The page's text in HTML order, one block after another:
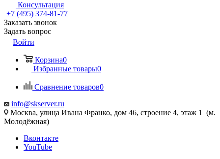
Консультация
+7 (495) 374-81-77
Заказать звонок
Задать вопрос
Войти
Корзина0
Избранные товары0
Сравнение товаров0
info@skserver.ru
Москва, улица Ивана Франко, дом 46, строение 4, этаж 1 (м.
Молодёжная)
Вконтакте
YouTube